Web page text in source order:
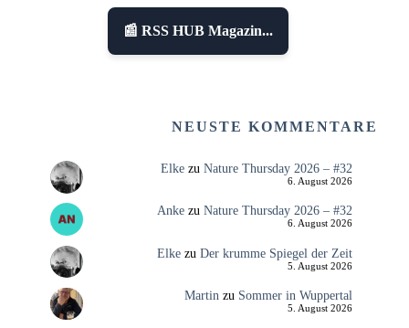
📰 RSS HUB Magazin...
NEUSTE KOMMENTARE
Elkezu Nature Thursday 2026 – #32
6. August 2026
Ankezu Nature Thursday 2026 – #32
6. August 2026
Elkezu Der krumme Spiegel der Zeit
5. August 2026
Martin zu Sommer in Wuppertal
5. August 2026